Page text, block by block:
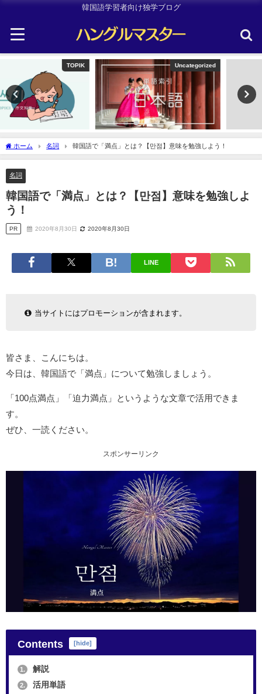
韓国語学習者向け独学ブログ
Uncategorized
ホーム 名詞 韓国語で「満点」とは？【만점】意味を勉強しよう！
名詞
韓国語で「満点」とは？【만점】意味を勉強しよ
う！
PR 2020年8月30日 2020年8月30日
LINE
当サイトにはプロモーションが含まれます。
皆さま、こんにちは。
今日は、韓国語で「満点」について勉強しましょう。
「100点満点」「迫力満点」というような文章で活用できま
す。
ぜひ、一読ください。
スポンサーリンク
Contents [hide]
1. 解説
2. 活用単語